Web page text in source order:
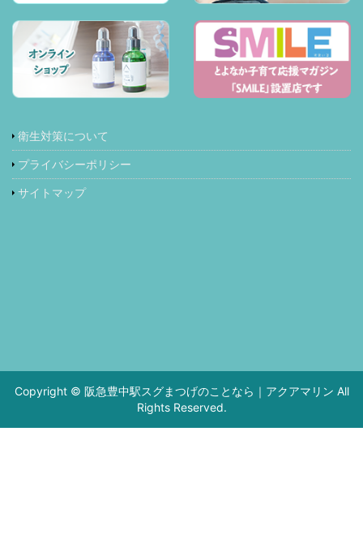
衛生対策について
プライバシーポリシー
サイトマップ
Copyright © 阪急豊中駅スグまつげのことなら｜アクアマリン All
Rights Reserved.